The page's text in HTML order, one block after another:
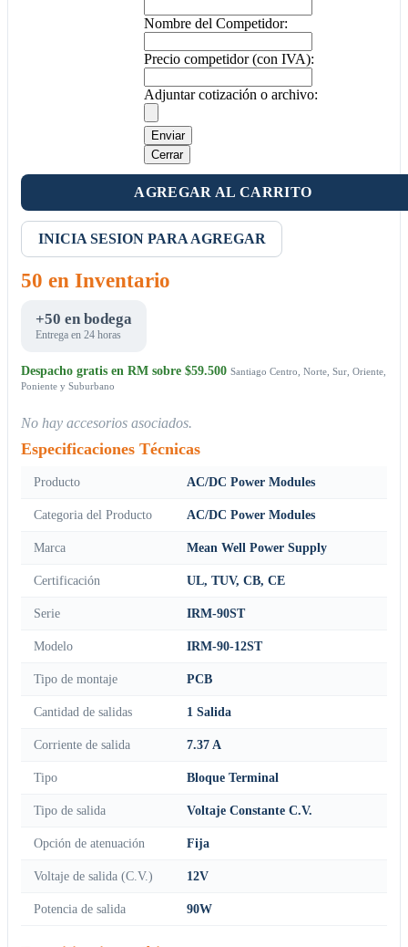
Nombre del Competidor:
Precio competidor (con IVA):
Adjuntar cotización o archivo:
Enviar
Cerrar
AGREGAR AL CARRITO
INICIA SESION PARA AGREGAR
50 en Inventario
+50 en bodega
Entrega en 24 horas
Despacho gratis en RM sobre $59.500 Santiago Centro, Norte, Sur, Oriente,
Poniente y Suburbano
No hay accesorios asociados.
Especificaciones Técnicas
Producto AC/DC Power Modules
Categoria del Producto AC/DC Power Modules
Marca Mean Well Power Supply
Certificación UL, TUV, CB, CE
Serie IRM-90ST
Modelo IRM-90-12ST
Tipo de montaje PCB
Cantidad de salidas 1 Salida
Corriente de salida 7.37 A
Tipo Bloque Terminal
Tipo de salida Voltaje Constante C.V.
Opción de atenuación Fija
Voltaje de salida (C.V.) 12V
Potencia de salida 90W